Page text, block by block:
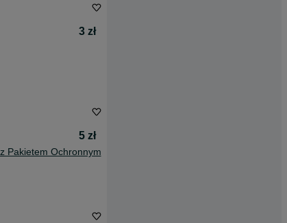
3 zł
5 zł
Pakietem Ochronnym